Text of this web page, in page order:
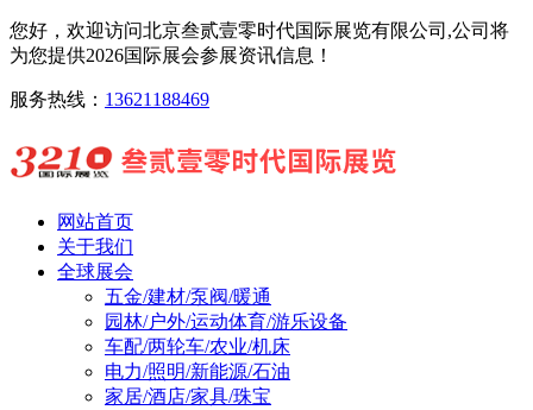
您好，欢迎访问北京叁贰壹零时代国际展览有限公司,公司将
为您提供2026国际展会参展资讯信息！
服务热线： 13621188469
网站首页
关于我们
全球展会
五金/建材/泵阀/暖通
园林/户外/运动体育/游乐设备
车配/两轮车/农业/机床
电力/照明/新能源/石油
家居/酒店/家具/珠宝